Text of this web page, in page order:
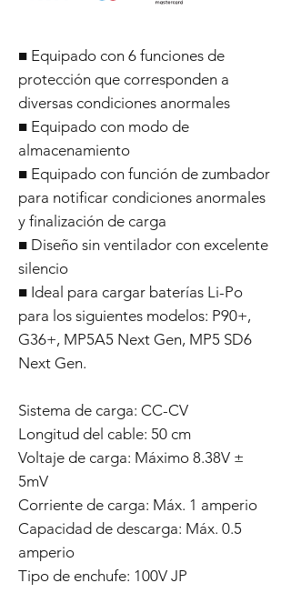
■ Equipado con 6 funciones de
protección que corresponden a
diversas condiciones anormales
■ Equipado con modo de
almacenamiento
■ Equipado con función de zumbador
para notificar condiciones anormales
y finalización de carga
■ Diseño sin ventilador con excelente
silencio
■ Ideal para cargar baterías Li-Po
para los siguientes modelos: P90+,
G36+, MP5A5 Next Gen, MP5 SD6
Next Gen.
Sistema de carga: CC-CV
Longitud del cable: 50 cm
Voltaje de carga: Máximo 8.38V ±
5mV
Corriente de carga: Máx. 1 amperio
Capacidad de descarga: Máx. 0.5
amperio
Tipo de enchufe: 100V JP